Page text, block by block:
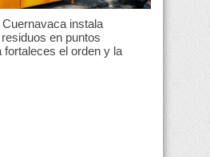
instala
en puntos
fortaleces el orden y la